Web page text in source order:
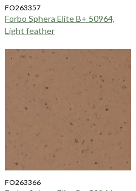
FO263357
Forbo Sphera Elite B+ 50964,
Light feather
FO263366